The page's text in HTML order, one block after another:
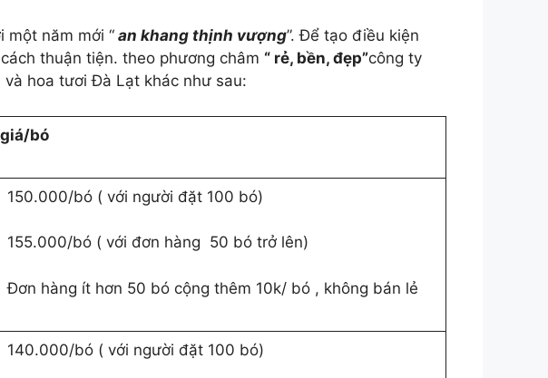
năm mới “ an khang thịnh vượng”. Để tạo điều kiện
thuận tiện. theo phương châm “ rẻ, bền, đẹp”công ty
hoa tươi Đà Lạt khác như sau:
bó
150.000/bó ( với người đặt 100 bó)
155.000/bó ( với đơn hàng 50 bó trở lên)
Đơn hàng ít hơn 50 bó cộng thêm 10k/ bó , không bán lẻ
140.000/bó ( với người đặt 100 bó)